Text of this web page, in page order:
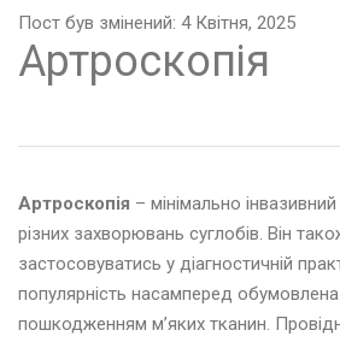
Пост був змінений: 4 Квітня, 2025
Артроскопія
Артроскопія – мінімально
різних захворювань суглобів. Він
застосовуватись у діагностичній
популярність насамперед
пошкодженням м’яких тканин.